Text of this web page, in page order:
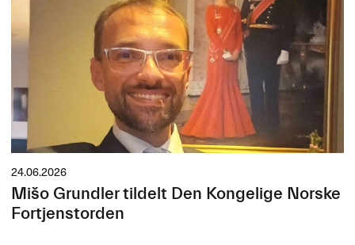
24.06.2026
Mišo Grundler tildelt Den Kongelige Norske
Fortjenstorden